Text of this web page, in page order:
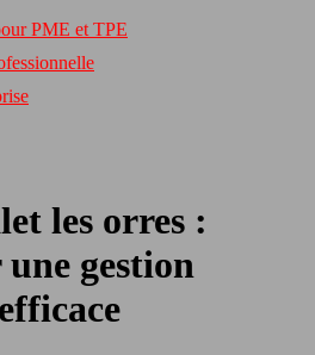
PME et TPE
les orres :
gestion